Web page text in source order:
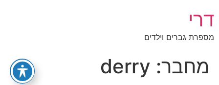
דרי
מספרת גברים וילדים
מחבר: derry